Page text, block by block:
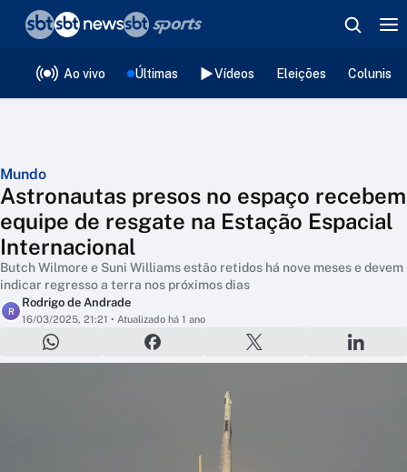
Ao vivo Últimas Vídeos Eleições
Mundo
Astronautas presos no espaço recebem
equipe de resgate na Estação Espacial
Internacional
Butch Wilmore e Suni Williams estão retidos há nove meses e devem
indicar regresso a terra nos próximos dias
R
Rodrigo de Andrade
16/03/2025, 21:21 • Atualizado há 1 ano
❮voltar
Editorias